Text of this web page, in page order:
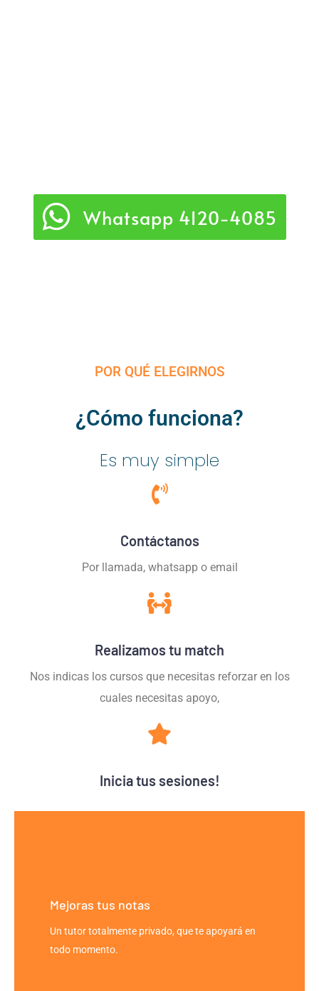
Whatsapp 4120-4085
POR QUÉ ELEGIRNOS
¿Cómo funciona?
Es muy simple
Contáctanos
Por llamada, whatsapp o email
Realizamos tu match
Nos indicas los cursos que necesitas reforzar en los
cuales necesitas apoyo,
Inicia tus sesiones!
Mejoras tus notas
Un tutor totalmente privado, que te apoyará en
todo momento.